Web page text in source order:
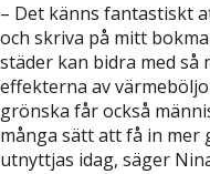
– Det känns fantastiskt
och skriva på mitt
städer kan bidra med så
effekterna av
grönska får också
många sätt att få in mer
utnyttjas idag, säger